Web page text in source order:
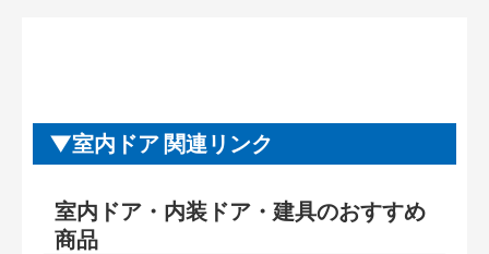
室内ドア 関連リンク
室内ドア・内装ドア・建具のおすすめ
商品